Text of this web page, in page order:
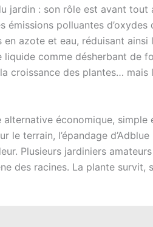
jardin : son rôle est avant tout
émissions polluantes d’oxydes
azote et eau, réduisant ainsi
liquide comme désherbant de
croissance des plantes… mais
économique, simple
terrain, l’épandage
Plusieurs jardiniers
des racines. La plante survit,